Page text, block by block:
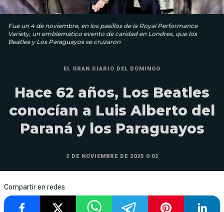
Fue un 4 de noviembre, en los pasillos de la Royal Performance
Variety, un emblemático evento de caridad en Londres, que los
Beatles y Los Paraguayos se cruzaron
EL GRAN DIARIO DEL DOMINGO
Hace 62 años, Los Beatles
conocían a Luis Alberto del
Paraná y los Paraguayos
2 DE NOVIEMBRE DE 2025 0:02
Compartir en redes